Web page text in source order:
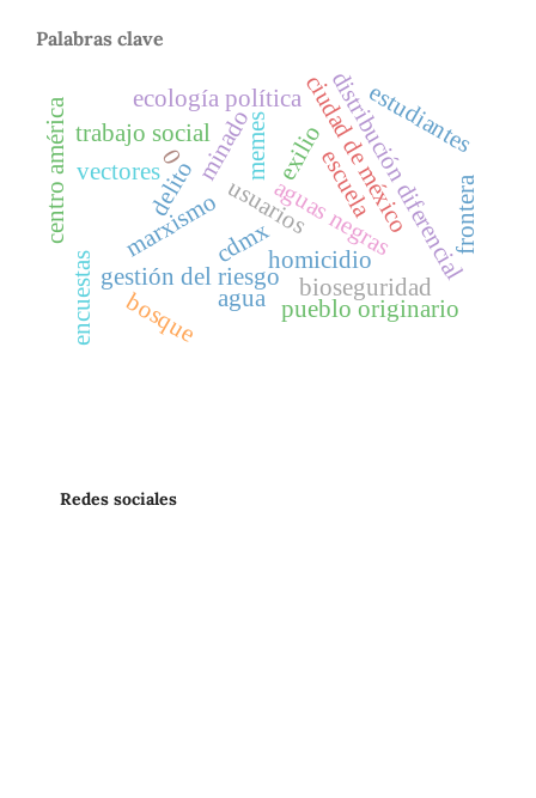
Palabras clave
marxismo homicidio
gestión del riesgo
aguas negras
usuarios
encuestas
memes ciudad de méxico
distribución diferencial
cdmx
delito
minado
bosque
ecología política
agua pueblo originario
trabajo social
vectores
escuela
estudiantes
frontera
exilio
centro américa
bioseguridad
0
Redes sociales